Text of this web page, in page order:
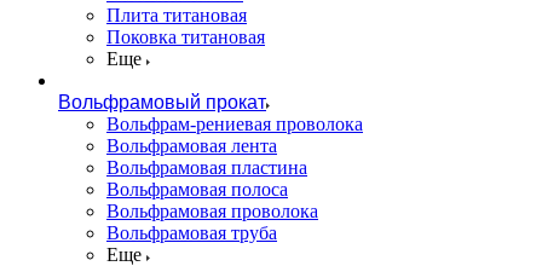
Плита титановая
Поковка титановая
Еще
Вольфрамовый прокат
Вольфрам-рениевая проволока
Вольфрамовая лента
Вольфрамовая пластина
Вольфрамовая полоса
Вольфрамовая проволока
Вольфрамовая труба
Еще